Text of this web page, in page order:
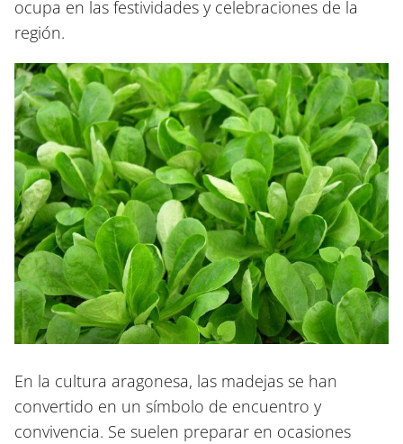
ocupa en las festividades y celebraciones de la
región.
En la cultura aragonesa, las madejas se han
convertido en un símbolo de encuentro y
convivencia. Se suelen preparar en ocasiones